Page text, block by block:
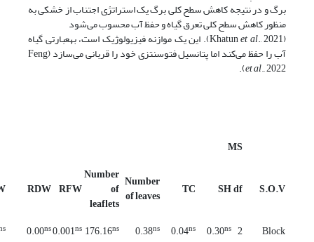
برگ و در نتیجه کاهش سطح کلی برگ یک استراتژی اجتناب از خشکی به
منظور کاهش سطح کلی تعرق گیاه و حفظ آب محسوب می‌شود
(Khatun
et al ., 2021). این یک موازنه فیزیولوژیک است، به­عبارتی گیاه
آب را حفظ می‌کند اما پتانسیل فتوسنتزی خود را قربانی می‌سازد (Feng
et al., 2022).
MS
S.O.V
df
SH
TC
Number
of leaves
Number
of
leaflets
RFW
RDW
Block
2
0.30ns
0.04ns
0.38ns
176.16ns
0.001ns
0.00ns